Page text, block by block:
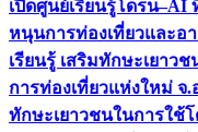
เปิดศูนย์เรียนรู้โดรน
หนุนการท่องเที่ยวและอ
เรียนรู้ เสริมทักษะเยาว
การท่องเที่ยวแห่งใหม่ จ.
ทักษะเยาวชนในการใช้